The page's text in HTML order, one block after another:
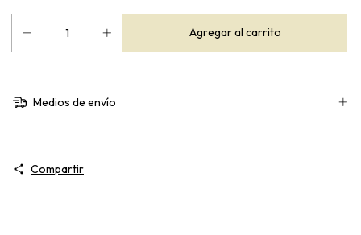
Medios de envío
Compartir